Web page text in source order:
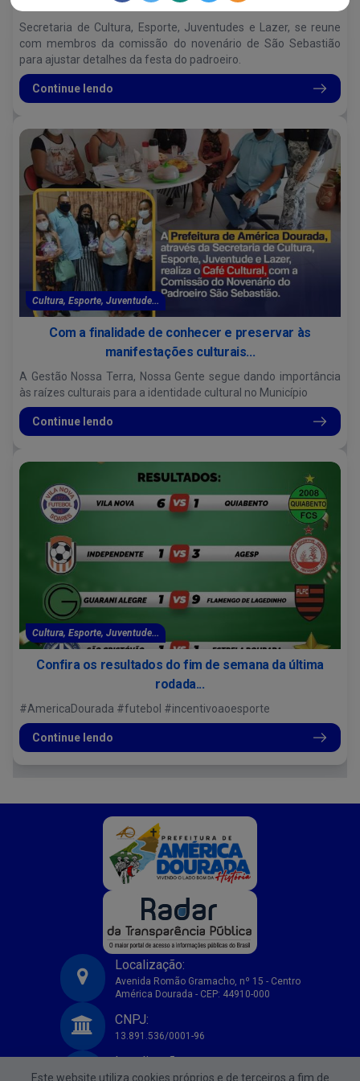
São Sebastião...
Secretaria de Cultura, Esporte, Juventudes e Lazer, se reune
com membros da comissão do novenário de São Sebastião
para ajustar detalhes da festa do padroeiro.
Continue lendo
Cultura, Esporte, Juventude...
Com a finalidade de conhecer e preservar às
manifestações culturais...
A Gestão Nossa Terra, Nossa Gente segue dando importância
às raízes culturais para a identidade cultural no Município
Continue lendo
Cultura, Esporte, Juventude...
Confira os resultados do fim de semana da última
rodada...
#AmericaDourada #futebol #incentivoaoesporte
Continue lendo
Prefeitura Municipal de America Dourada-BA
Localização:
Avenida Romão Gramacho, nº 15 - Centro
América Dourada - CEP: 44910-000
CNPJ:
13.891.536/0001-96
Localização:
Avenida Romão Gramacho, nº 15 - Centro
Este website utiliza cookies próprios e de terceiros a fim de